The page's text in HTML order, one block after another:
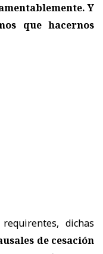
Y
que hacernos
dichas
de cesación